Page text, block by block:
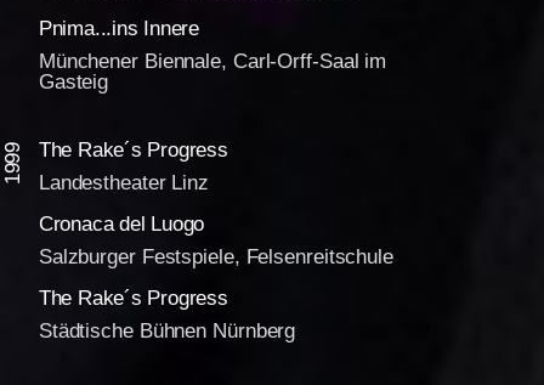
Pnima...ins Innere
Münchener Biennale, Carl-Orff-Saal im
Gasteig
1999
The Rake´s Progress
Landestheater Linz
Cronaca del Luogo
Salzburger Festspiele, Felsenreitschule
The Rake´s Progress
Städtische Bühnen Nürnberg